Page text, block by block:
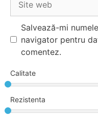
web
Salvează-mi
navigator pentru
comentez.
Calitate
Rezistenta